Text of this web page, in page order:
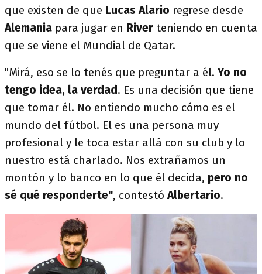
que existen de que Lucas Alario regrese desde
Alemania para jugar en River teniendo en cuenta
que se viene el Mundial de Qatar.
"Mirá, eso se lo tenés que preguntar a él. Yo no
tengo idea, la verdad. Es una decisión que tiene
que tomar él. No entiendo mucho cómo es el
mundo del fútbol. El es una persona muy
profesional y le toca estar allá con su club y lo
nuestro está charlado. Nos extrañamos un
montón y lo banco en lo que él decida, pero no
sé qué responderte", contestó Albertario.